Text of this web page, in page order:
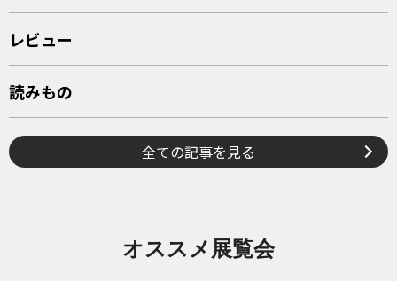
レビュー
読みもの
全ての記事を見る
オススメ展覧会